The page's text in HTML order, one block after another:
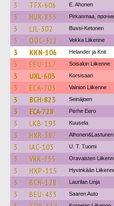
3 TFX-606 E. Ahonen
3 HUR-833 Pirkanmaa,
3 LJL-302 Bussi-Ketonen
3 OOC-312 Vekka Liikenne
3 KKN-106 Helander ja Knit
3 EEU-117 Soisalon Liikenne
3 UXL-603 Korsisaari
3 ECA-703 Vainion Liikenne
3 BCH-823 Seinäjoen
3 ECA-728 Perhe Eero
3 LKB-193 Kuusela
3 HXR-387 Alhonen&Lastunen
3 IAC-103 U. T. Tuomi
3 VRK-755 Oravaisten
3 HXP-115 Hyvinkään
3 BCN-128 Laurilan Linja
3 BEU-433 Saaren Auto